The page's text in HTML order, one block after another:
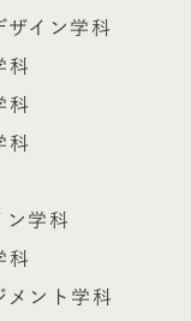
ザイン学科
科
科
科
ン学科
科
メント学科